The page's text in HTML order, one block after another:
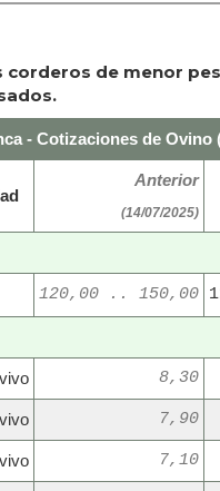
de menor
- Cotizaciones de Ovino
Anterior
(14/07/2025)
120,00 .. 150,00
8,30
7,90
7,10